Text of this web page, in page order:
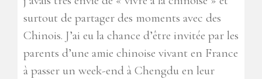
surtout de partager des moments avec des
Chinois. J’ai eu la chance d’être invitée par les
parents d’une amie chinoise vivant en France
à passer un week-end à Chengdu en leur